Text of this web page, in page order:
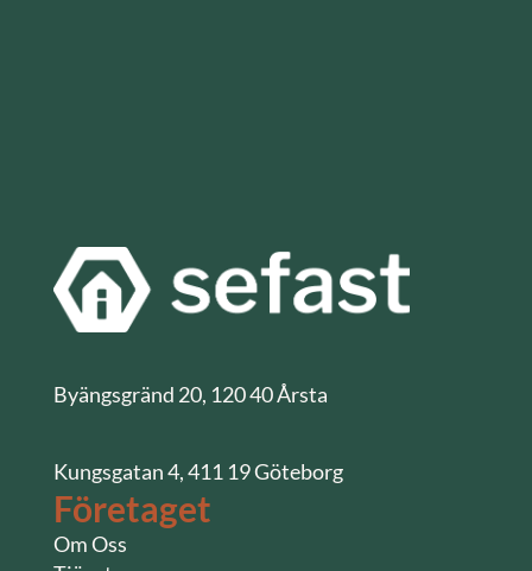
Byängsgränd 20, 120 40 Årsta
Kungsgatan 4, 411 19 Göteborg
Företaget
Om Oss